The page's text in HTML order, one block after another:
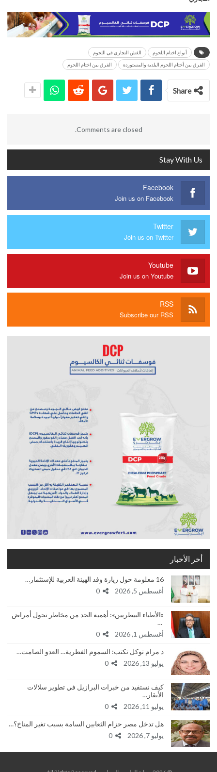
أنواع اختام اللحوم الغش التجاري في اللحوم
الفرق بين أختام اللحوم البلدية والمستوردة الفرق بين اختام اللحوم
Share
Comments are closed.
Stay With Us
Facebook
Join us on Facebook
Twitter
Join us on Twitter
Youtube
Join us on Youtube
RSS
Subscribe our RSS
أخر الأخبار
16 معلومة حول زيارة وفد الهيئة العربية للإستثمار…
أغسطس 5, 2026
«الأطباء البيطريين»: أهمية الحد من مخاطر تحول أمراض
…
أغسطس 1, 2026
د مرام توكل تكتب: السموم الفطرية… العدو الصامت…
يوليو 13, 2026
كيف نستفيد من خبرات البرازيل في تطوير سلالات
الأبقار…
يوليو 11, 2026
هل تدخل مصر حزام الثعابين السامة بسبب تغير المناخ؟…
يوليو 7, 2026